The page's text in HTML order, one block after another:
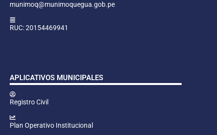
munimoq@munimoquegua.gob.pe
RUC: 20154469941
APLICATIVOS MUNICIPALES
Registro Civil
Plan Operativo Institucional